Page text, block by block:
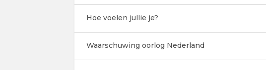
Hoe voelen jullie je?
Waarschuwing oorlog Nederland